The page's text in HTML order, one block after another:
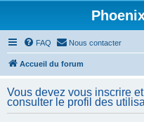
FAQ Nous contacter
Accueil du forum
Vous devez vous inscrire
consulter le profil des